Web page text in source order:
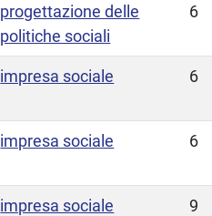
progettazione delle
politiche sociali
6
impresa sociale 6
impresa sociale 6
impresa sociale 9